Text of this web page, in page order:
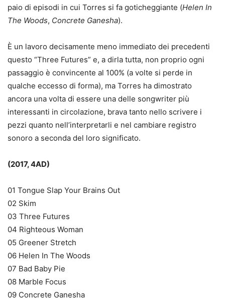
paio di episodi in cui Torres si fa goticheggiante (Helen In
The Woods, Concrete Ganesha).
È un lavoro decisamente meno immediato dei precedenti
questo “Three Futures” e, a dirla tutta, non proprio ogni
passaggio è convincente al 100% (a volte si perde in
qualche eccesso di forma), ma Torres ha dimostrato
ancora una volta di essere una delle songwriter più
interessanti in circolazione, brava tanto nello scrivere i
pezzi quanto nell’interpretarli e nel cambiare registro
sonoro a seconda del loro significato.
(2017, 4AD)
01 Tongue Slap Your Brains Out
02 Skim
03 Three Futures
04 Righteous Woman
05 Greener Stretch
06 Helen In The Woods
07 Bad Baby Pie
08 Marble Focus
09 Concrete Ganesha